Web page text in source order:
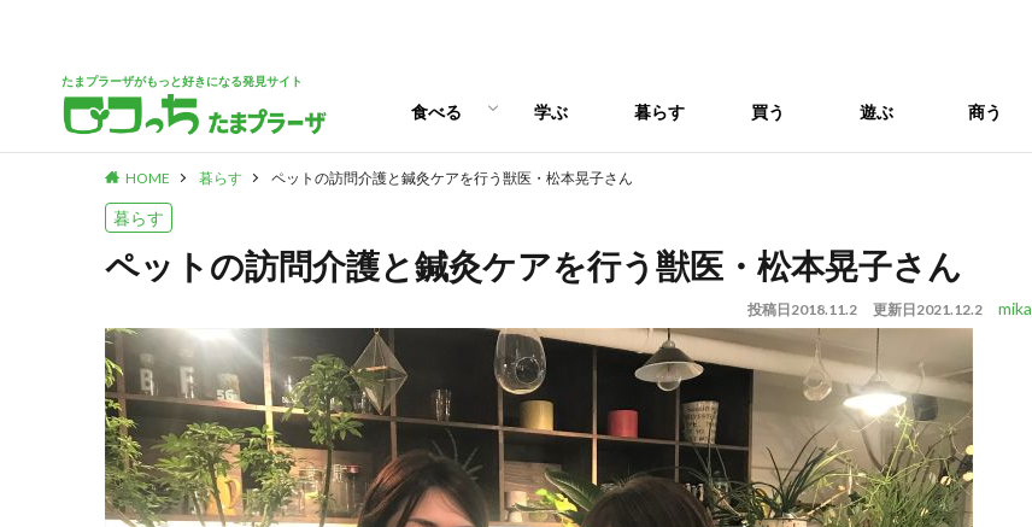
たまプラーザがもっと好きになる発見サイト
食べる
パン
スイーツ
ランチ
カフェ
学ぶ 暮らす 買う 遊ぶ 商う
HOME 暮らす ペットの訪問介護と鍼灸ケアを行う獣医・松本晃子さん
暮らす
ペットの訪問介護と鍼灸ケアを行う獣医・松本晃子さん
投稿日2018.11.2 更新日2021.12.2 mika